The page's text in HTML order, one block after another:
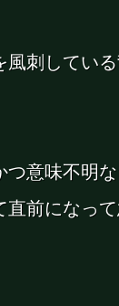
刺してい
意味不明
前になっ